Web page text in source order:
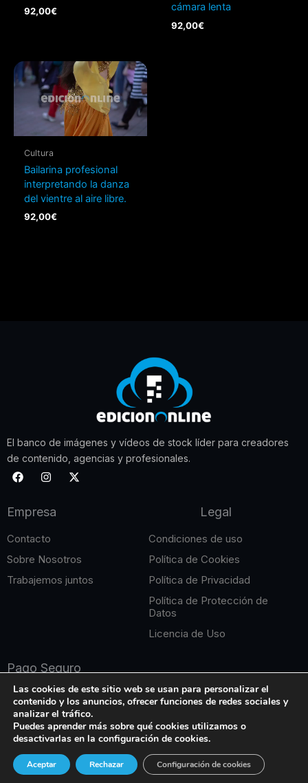
92,00€
cámara lenta
92,00€
Cultura
Bailarina profesional
interpretando la danza
del vientre al aire libre.
92,00€
El banco de imágenes y vídeos de stock líder para creadores
de contenido, agencias y profesionales.
F
a
b
o
I
n
a
r
m
X
-
r
Empresa
Contacto
Sobre Nosotros
Trabajemos juntos
Legal
Condiciones de uso
Política de Cookies
Política de Privacidad
Política de Protección de
Datos
Licencia de Uso
Pago Seguro
reservados.
Las cookies de este sitio web se usan para personalizar el
contenido y los anuncios, ofrecer funciones de redes sociales y
analizar el tráfico.
Puedes aprender más sobre qué cookies utilizamos o
desactivarlas en la configuración de cookies.
Aceptar Rechazar Configuración de cookies